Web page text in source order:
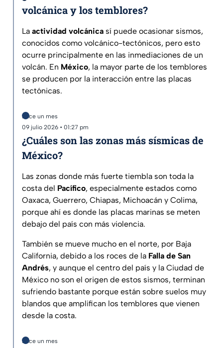
volcánica y los temblores?
La actividad volcánica sí puede ocasionar sismos,
conocidos como volcánico-tectónicos, pero esto
ocurre principalmente en las inmediaciones de un
volcán. En México, la mayor parte de los temblores
se producen por la interacción entre las placas
tectónicas.
Hace un mes
09 julio 2026 • 01:27 pm
¿Cuáles son las zonas más sísmicas de
México?
Las zonas donde más fuerte tiembla son toda la
costa del Pacífico, especialmente estados como
Oaxaca, Guerrero, Chiapas, Michoacán y Colima,
porque ahí es donde las placas marinas se meten
debajo del país con más violencia.
También se mueve mucho en el norte, por Baja
California, debido a los roces de la Falla de San
Andrés, y aunque el centro del país y la Ciudad de
México no son el origen de estos sismos, terminan
sufriendo bastante porque están sobre suelos muy
blandos que amplifican los temblores que vienen
desde la costa.
Hace un mes